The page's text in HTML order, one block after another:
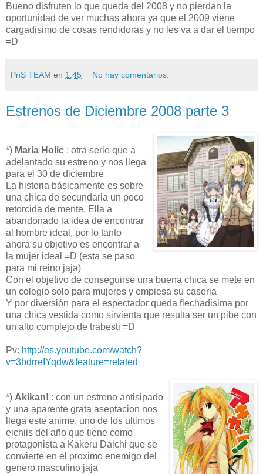
Bueno disfruten lo que queda del 2008 y no pierdan la
oportunidad de ver muchas ahora ya que el 2009 viene
cargadisimo de cosas rendidoras y no les va a dar el tiempo
=D
PnS TEAM en 1:45 No hay comentarios:
Estrenos de Diciembre 2008 parte 3
*) Maria Holic : otra serie que a
adelantado su estreno y nos llega
para el 30 de diciembre
La historia básicamente es sobre
una chica de secundaria un poco
retorcida de mente. Ella a
abandonado la idea de encontrar
al hombre ideal, por lo tanto
ahora su objetivo es encontrar a
la mujer ideal =D (esta se paso
para mi reino jaja)
Con el objetivo de conseguirse una buena chica se mete en
un colegio solo para mujeres y empiesa su caseria
Y por diversión para el espectador queda flechadisima por
una chica vestida como sirvienta que resulta ser un pibe con
un alto complejo de trabesti =D
Pv: http://es.youtube.com/watch?
v=3bdrreIYqdw&feature=related
*) Akikan! : con un estreno antisipado
y una aparente grata aseptacion nos
llega este anime, uno de los ultimos
eichiis del año que tiene como
protagonista a Kakeru Daichi que se
convierte en el proximo enemigo del
genero masculino jaja